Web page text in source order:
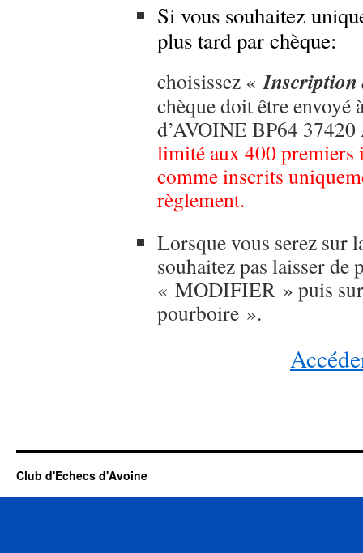
Si vous souhaitez
plus tard par chèque:
choisissez «Inscription
chèque doit être envoyé
d’AVOINE BP64
limité aux 400 premiers
comme inscrits
règlement.
Lorsque vous serez sur
souhaitez pas laisser
« MODIFIER » puis sur
pourboire ».
Club d'Echecs d'Avoine